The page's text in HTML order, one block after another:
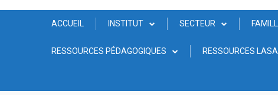
ACCUEIL INSTITUT SECTEUR
RESSOURCES PÉDAGOGIQUES RESSOURCES